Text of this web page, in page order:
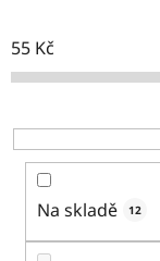
n
í
p
r
d
55 Kč
Na skladě 12